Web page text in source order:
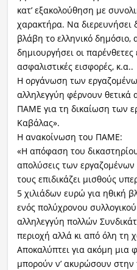
Πολιτισμός
κατ’ εξακολούθηση με
χαρακτήρα. Να διερευνήσει
βλάβη το ελληνικό
δημιουργήσει οι
ασφαλιστικές εισφορές, κ.α..
Η οργάνωση των
αλληλεγγύη φέρνουν θετικά
ΠΑΜΕ για τη δικαίωση των
Καβάλας».
Η ανακοίνωση του ΠΑΜΕ:
«Η απόφαση του
απολύσεις των
τους επιδικάζει μισθούς
5 χιλιάδων ευρώ για ηθική
ενός πολύχρονου
αλληλεγγύη πολλών
περιοχή αλλά κι από όλη τη
Αποκαλύπτει για ακόμη μια
μπορούν ν’ ακυρώσoυν στην